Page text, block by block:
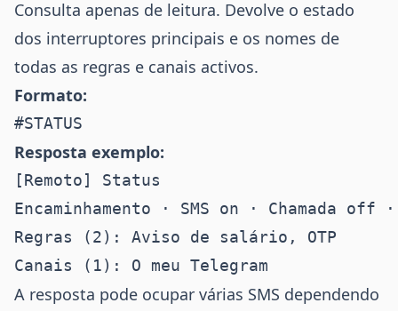
Consulta apenas de leitura. Devolve o estado
dos interruptores principais e os nomes de
todas as regras e canais activos.
Formato:
Resposta exemplo:
[Remoto] Status
Encaminhamento · SMS on · Chamada
Regras (2): Aviso de salário, OTP
A resposta pode ocupar várias SMS dependendo